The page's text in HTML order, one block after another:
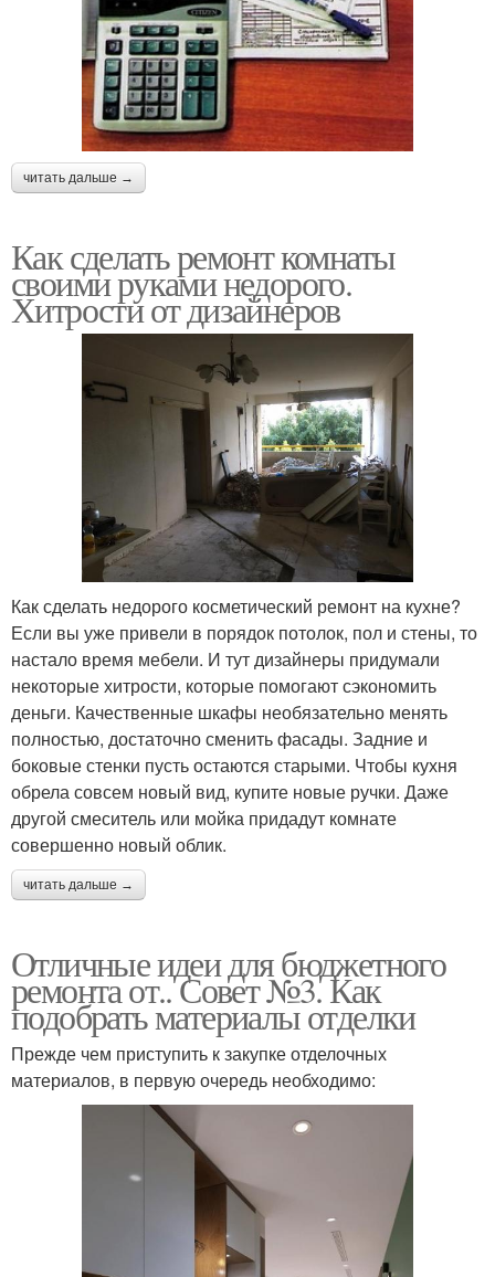
читать дальше →
Как сделать ремонт комнаты
своими руками недорого.
Хитрости от дизайнеров
Как сделать недорого косметический ремонт на кухне?
Если вы уже привели в порядок потолок, пол и стены, то
настало время мебели. И тут дизайнеры придумали
некоторые хитрости, которые помогают сэкономить
деньги. Качественные шкафы необязательно менять
полностью, достаточно сменить фасады. Задние и
боковые стенки пусть остаются старыми. Чтобы кухня
обрела совсем новый вид, купите новые ручки. Даже
другой смеситель или мойка придадут комнате
совершенно новый облик.
читать дальше →
Отличные идеи для бюджетного
ремонта от.. Совет №3. Как
подобрать материалы отделки
Прежде чем приступить к закупке отделочных
материалов, в первую очередь необходимо: